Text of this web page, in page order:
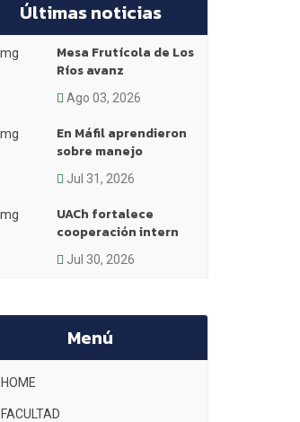
Últimas noticias
Mesa Frutícola de Los
Ríos avanz
Ago 03, 2026
En Máfil aprendieron
sobre manejo
Jul 31, 2026
UACh fortalece
cooperación intern
Jul 30, 2026
Menú
HOME
FACULTAD